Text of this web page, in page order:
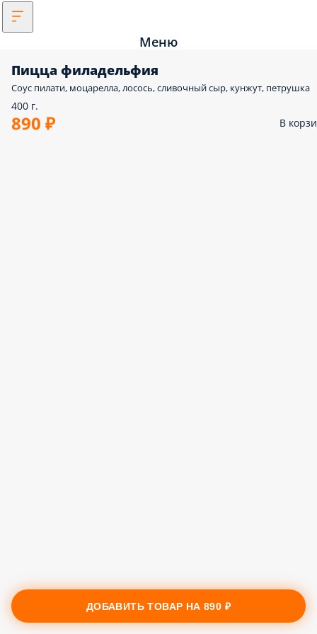
Меню
Пицца филадельфия
Соус пилати, моцарелла, лосось, сливочный сыр, кунжут, петрушка
400 г.
890 ₽ В
ДОБАВИТЬ ТОВАР НА890 ₽